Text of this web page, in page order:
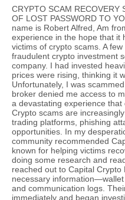
CRYPTO SCAM RECOVERY
OF LOST PASSWORD TO
name is Robert Alfred, Am
experience in the hope that it
victims of crypto scams. A
fraudulent crypto investment
company. I had invested
prices were rising, thinking it
Unfortunately, I was
broker denied me access to
a devastating experience that
Crypto scams are
trading platforms, phishing
opportunities. In my
community recommended
known for helping victims
doing some research and
reached out to Capital Crypto
necessary
and communication logs.
immediately and began